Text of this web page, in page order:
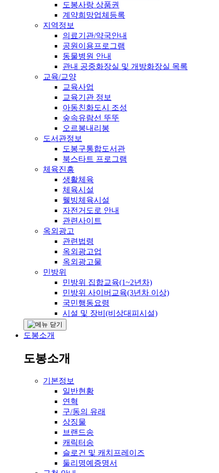
도봉사랑 상품권
계약희망업체등록
지역정보
의료기관/약국안내
공원이용프로그램
동물병원 안내
관내 공중화장실 및 개방화장실 목록
교육/교양
교육사업
교육기관 정보
아동친화도시 조성
숲속유람선 뚜뚜
오르봉내리봉
도서관정보
도봉구통합도서관
북스타트 프로그램
체육진흥
생활체육
체육시설
웰빙체육시설
자전거도로 안내
관련사이트
옥외광고
관련법령
옥외광고업
옥외광고물
민방위
민방위 집합교육(1~2년차)
민방위 사이버교육(3년차 이상)
국민행동요령
시설 및 장비(비상대피시설)
도봉소개
도봉소개
기본정보
일반현황
연혁
구/동의 유래
상징물
브랜드송
캐릭터송
슬로건 및 캐치프레이즈
둘리명예증명서